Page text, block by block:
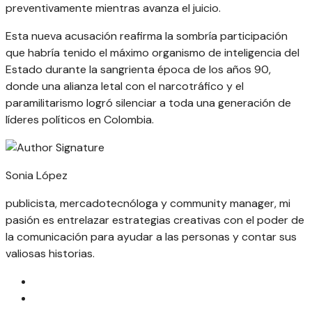
preventivamente mientras avanza el juicio.
Esta nueva acusación reafirma la sombría participación
que habría tenido el máximo organismo de inteligencia del
Estado durante la sangrienta época de los años 90,
donde una alianza letal con el narcotráfico y el
paramilitarismo logró silenciar a toda una generación de
líderes políticos en Colombia.
Sonia López
publicista, mercadotecnóloga y community manager, mi
pasión es entrelazar estrategias creativas con el poder de
la comunicación para ayudar a las personas y contar sus
valiosas historias.